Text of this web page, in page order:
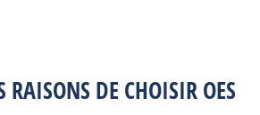
RAISONS DE CHOISIR OES